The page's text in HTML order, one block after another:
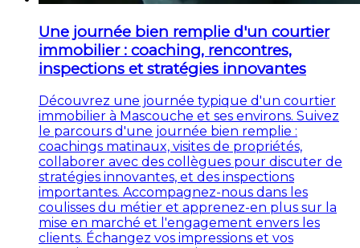
Une journée bien remplie d'un courtier
immobilier : coaching, rencontres,
inspections et stratégies innovantes
Découvrez une journée typique d'un courtier
immobilier à Mascouche et ses environs. Suivez
le parcours d'une journée bien remplie :
coachings matinaux, visites de propriétés,
collaborer avec des collègues pour discuter de
stratégies innovantes, et des inspections
importantes. Accompagnez-nous dans les
coulisses du métier et apprenez-en plus sur la
mise en marché et l'engagement envers les
clients. Échangez vos impressions et vos